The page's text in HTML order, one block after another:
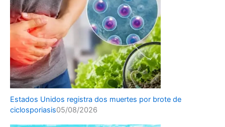
Estados Unidos registra dos muertes por brote de
ciclosporiasis05/08/2026